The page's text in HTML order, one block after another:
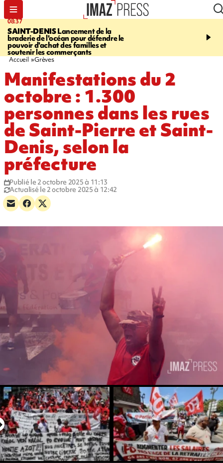
07:58
SAINT-DENISLa réouverture du
téléphérique Papang finalement
annulée à cause d'un problème
technique
07:54
accuse Tereos de faire
Accueil Grèves
Manifestations du 2
octobre : 1.300
personnes dans les rues
de Saint-Pierre et Saint-
Denis, selon la
préfecture
Publié le 2 octobre 2025 à 11:13
Actualisé le 2 octobre 2025 à 12:42